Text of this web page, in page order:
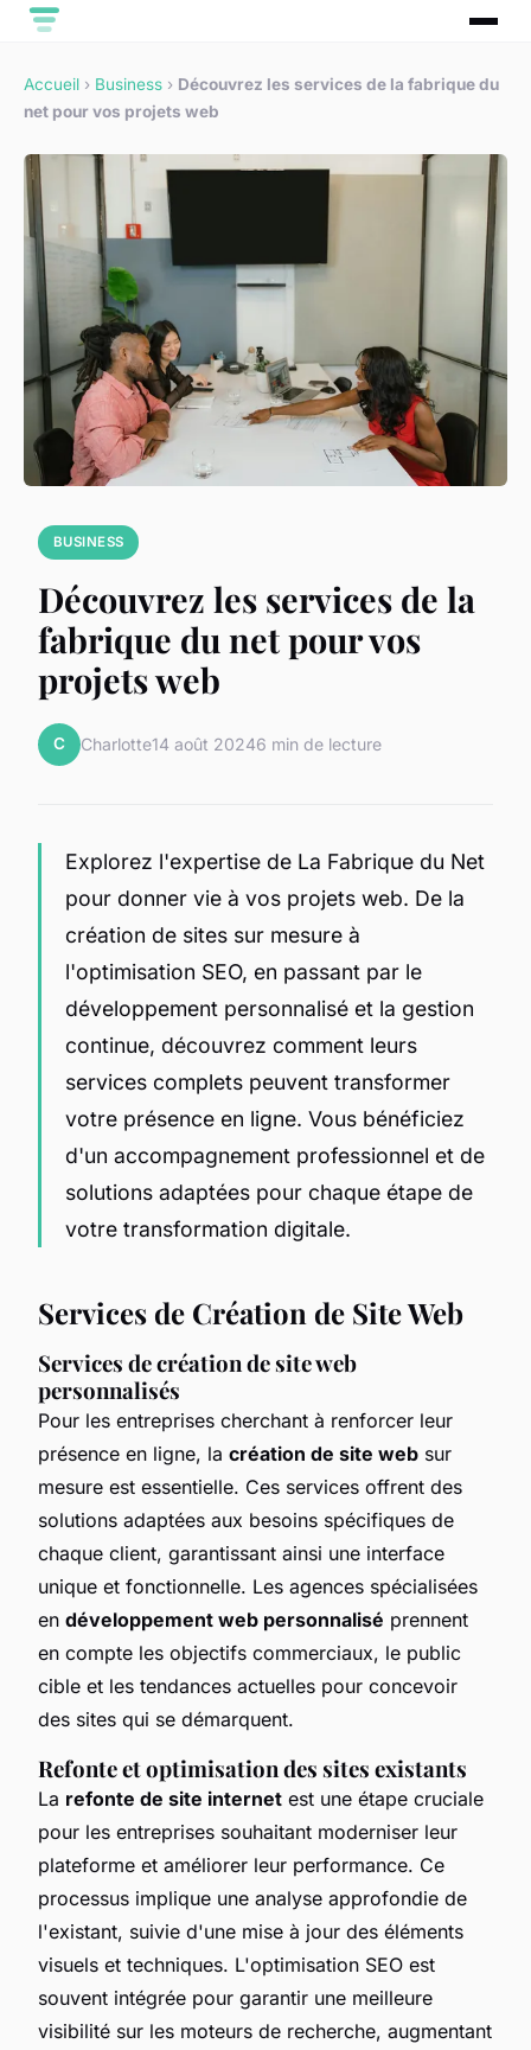
Accueil › Business › Découvrez les services de la fabrique du
net pour vos projets web
BUSINESS
Découvrez les services de la
fabrique du net pour vos
projets web
C Charlotte14 août 20246 min de lecture
Explorez l'expertise de La Fabrique du Net
pour donner vie à vos projets web. De la
création de sites sur mesure à
l'optimisation SEO, en passant par le
développement personnalisé et la gestion
continue, découvrez comment leurs
services complets peuvent transformer
votre présence en ligne. Vous bénéficiez
d'un accompagnement professionnel et de
solutions adaptées pour chaque étape de
votre transformation digitale.
Services de Création de Site Web
Services de création de site web
personnalisés
Pour les entreprises cherchant à renforcer leur
présence en ligne, la création de site web sur
mesure est essentielle. Ces services offrent des
solutions adaptées aux besoins spécifiques de
chaque client, garantissant ainsi une interface
unique et fonctionnelle. Les agences spécialisées
en développement web personnalisé prennent
en compte les objectifs commerciaux, le public
cible et les tendances actuelles pour concevoir
des sites qui se démarquent.
Refonte et optimisation des sites existants
La refonte de site internet est une étape cruciale
pour les entreprises souhaitant moderniser leur
plateforme et améliorer leur performance. Ce
processus implique une analyse approfondie de
l'existant, suivie d'une mise à jour des éléments
visuels et techniques. L'optimisation SEO est
souvent intégrée pour garantir une meilleure
visibilité sur les moteurs de recherche, augmentant